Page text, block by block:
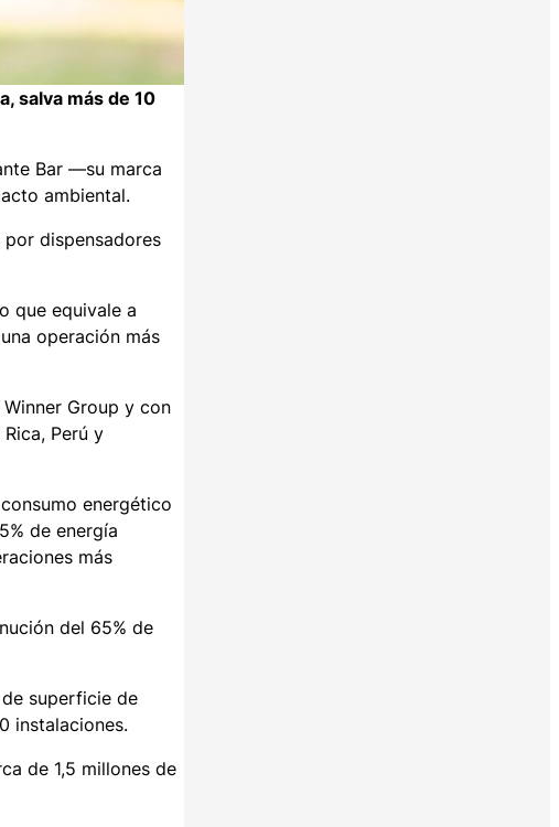
salva más de 10
Bar —su marca
ambiental.
dispensadores
que equivale a
operación más
Group y con
Perú y
energético
de energía
más
del 65% de
superficie de
instalaciones.
de 1,5 millones de